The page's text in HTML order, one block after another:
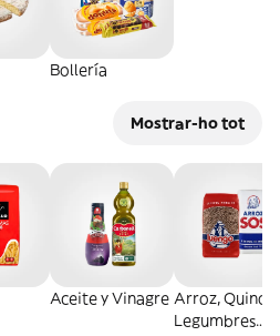
Bollería
Mostrar-ho tot
Aceite y Vinagre Arroz, Quinoa
Legumbres